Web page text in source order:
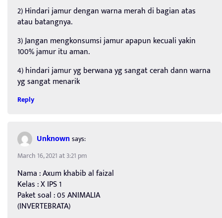
2) Hindari jamur dengan warna merah di bagian atas
atau batangnya.
3) Jangan mengkonsumsi jamur apapun kecuali yakin
100% jamur itu aman.
4) hindari jamur yg berwana yg sangat cerah dann warna
yg sangat menarik
Reply
Unknown says:
March 16, 2021 at 3:21 pm
Nama : Axum khabib al faizal
Kelas : X IPS 1
Paket soal : 05 ANIMALIA
(INVERTEBRATA)